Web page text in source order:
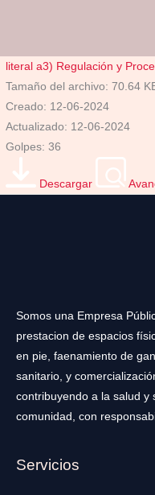
literal a3) Regulación y
Tamaño del archivo: 70.64
Creado: 12-06-2024
Actualizado: 12-06-2024
Golpes: 36
Descargar
Somos una Empresa
prestacion de espacios
en pie, faenamiento de
sanitario, y
contribuyendo a la salud y
comunidad, con
Servicios